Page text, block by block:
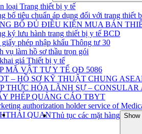
loại Trang thiết bị y tế
bố tiêu chuẩn áp dụng đối với trang thiết
BỐ ĐỦ ĐIỀU KIỆN MUA BÁN
ký lưu hành trang thiết bị y tế BCD
phép nhập khẩu Thông tư 30
vụ làm hồ sơ thầu trọn gói
giá Thiết bị y tế
MÃ VẬT TƯ Y TẾ QĐ 5086
– HỒ SƠ KỸ THUẬT CHUNG
THỨC HÓA LÃNH SỰ –
PHÉP QUẢNG CÁO TBYT
authorization holder service of
HẢI QUANThủ tục các mặt hàng Show